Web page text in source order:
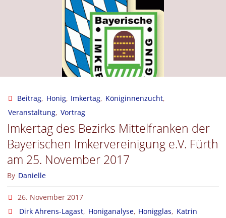
Bienenkunde
Imkerei
der
LWG
Veitshöchheim
Beitrag, Honig, Imkertag, Königinnenzucht,
Veranstaltung, Vortrag
Imkertag des Bezirks Mittelfranken der
Bayerischen Imkervereinigung e.V. Fürth
am 25. November 2017
By Danielle
26. November 2017
Dirk Ahrens-Lagast, Honiganalyse, Honigglas, Katrin